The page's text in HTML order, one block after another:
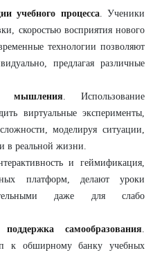
учебного процесса. Ученики
скоростью восприятия нового
технологии позволяют
предлагая различные
мышления. Использование
виртуальные эксперименты,
моделируя ситуации,
в реальной жизни.
и геймификация,
платформ, делают уроки
даже для слабо
самообразования.
к обширному банку учебных